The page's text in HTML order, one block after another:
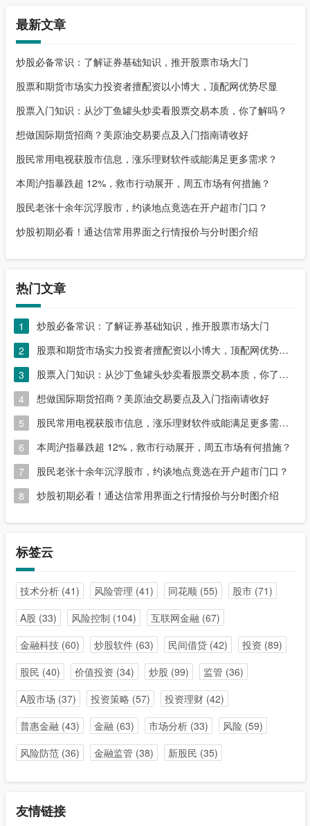
最新文章
炒股必备常识：了解证券基础知识，推开股票市场大门
股票和期货市场实力投资者擅配资以小博大，顶配网优势尽显
股票入门知识：从沙丁鱼罐头炒卖看股票交易本质，你了解吗？
想做国际期货招商？美原油交易要点及入门指南请收好
股民常用电视获股市信息，涨乐理财软件或能满足更多需求？
本周沪指暴跌超 12%，救市行动展开，周五市场有何措施？
股民老张十余年沉浮股市，约谈地点竟选在开户超市门口？
炒股初期必看！通达信常用界面之行情报价与分时图介绍
热门文章
1
炒股必备常识：了解证券基础知识，推开股票市场大门
2
股票和期货市场实力投资者擅配资以小博大，顶配网优势尽显
3
股票入门知识：从沙丁鱼罐头炒卖看股票交易本质，你了解吗？
4
想做国际期货招商？美原油交易要点及入门指南请收好
5
股民常用电视获股市信息，涨乐理财软件或能满足更多需求？
6
本周沪指暴跌超 12%，救市行动展开，周五市场有何措施？
7
股民老张十余年沉浮股市，约谈地点竟选在开户超市门口？
8
炒股初期必看！通达信常用界面之行情报价与分时图介绍
标签云
技术分析(41) 风险管理 (41) 同花顺(55) 股市(71)
A股 (33) 风险控制 (104) 互联网金融 (67)
金融科技(60) 炒股软件(63) 民间借贷(42) 投资 (89)
股民 (40) 价值投资 (34) 炒股 (99) 监管 (36)
A股市场 (37) 投资策略 (57) 投资理财(42)
普惠金融 (43) 金融 (63) 市场分析(33) 风险(59)
风险防范(36) 金融监管 (38) 新股民 (35)
友情链接